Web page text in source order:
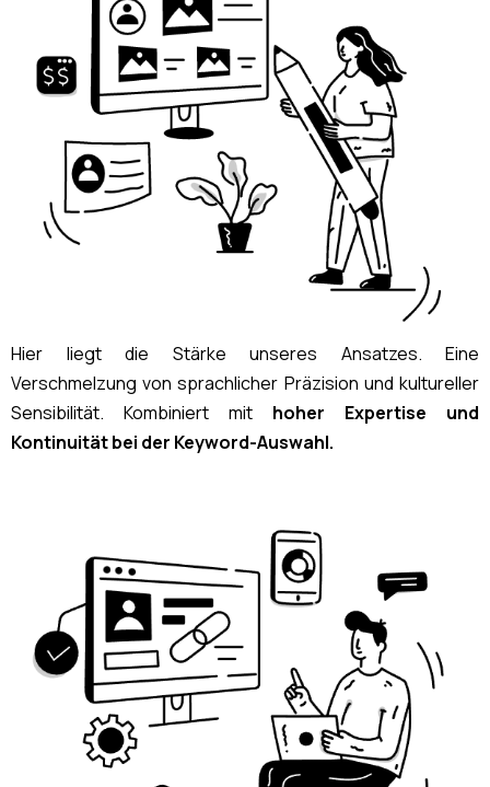
Hier liegt die Stärke unseres Ansatzes. Eine
Verschmelzung von sprachlicher Präzision und kultureller
Sensibilität. Kombiniert mit hoher Expertise und
Kontinuität bei der Keyword-Auswahl.